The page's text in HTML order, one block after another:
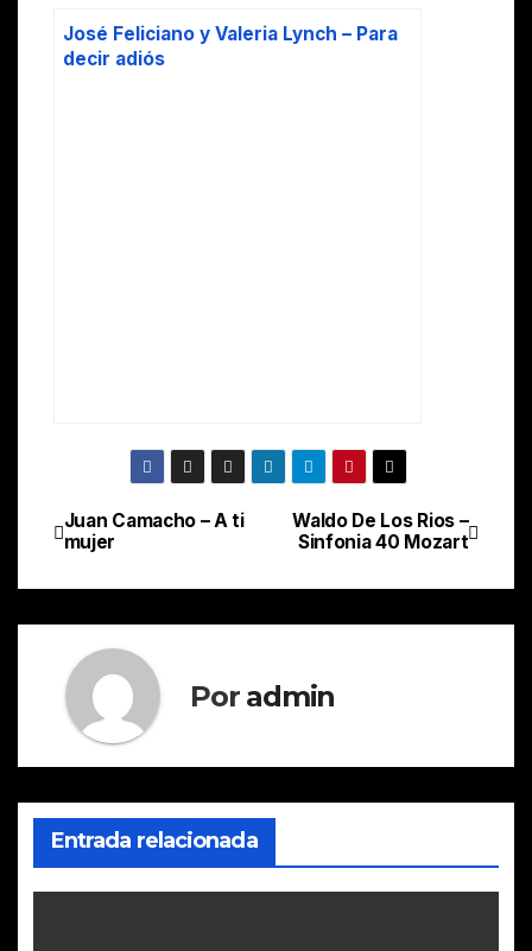
José Feliciano y Valeria Lynch – Para
decir adiós
Navegación
de
entradas
Waldo De Los Rios –
Sinfonia 40 Mozart
Juan Camacho – A ti
mujer
Por admin
Entrada relacionada